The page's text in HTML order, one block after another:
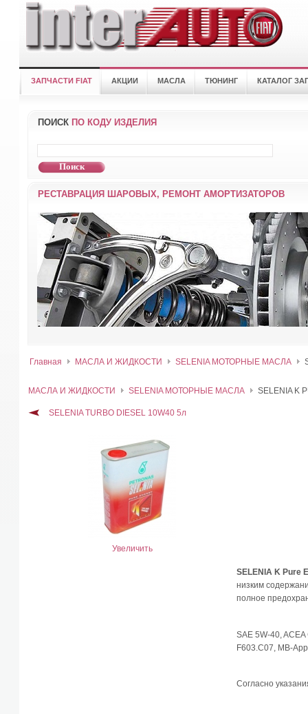
ЗАПЧАСТИ FIAT АКЦИИ МАСЛА ТЮНИНГ КАТАЛОГ
ПОИСК ПО КОДУ ИЗДЕЛИЯ
РЕСТАВРАЦИЯ ШАРОВЫХ, РЕМОНТ АМОРТИЗАТОРОВ
Главная МАСЛА И ЖИДКОСТИ SELENIA МОТОРНЫЕ МАСЛА
МАСЛА И ЖИДКОСТИ SELENIA МОТОРНЫЕ МАСЛА SELENIA K
SELENIA TURBO DIESEL 10W40 5л
Увеличить
SELENIA K Pure
низким
полное
SAE 5W-40,
F603.C07, MB-
Согласно